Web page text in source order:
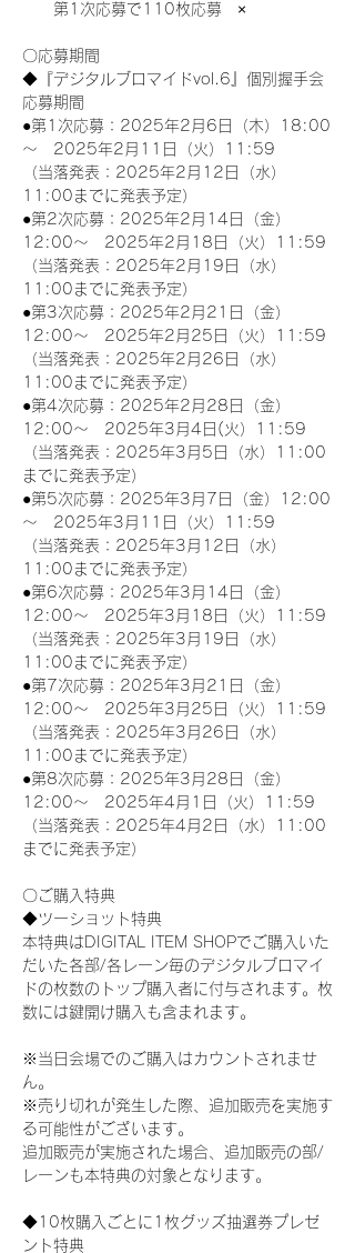
第1次応募で110枚応募　×
〇応募期間
◆『デジタルブロマイドvol.6』個別握手会
応募期間
●第1次応募：2025年2月6日（木）18:00
～　2025年2月11日（火）11:59
（当落発表：2025年2月12日（水）
11:00までに発表予定）
●第2次応募：2025年2月14日（金）
12:00～　2025年2月18日（火）11:59
（当落発表：2025年2月19日（水）
11:00までに発表予定）
●第3次応募：2025年2月21日（金）
12:00～　2025年2月25日（火）11:59
（当落発表：2025年2月26日（水）
11:00までに発表予定）
●第4次応募：2025年2月28日（金）
12:00～　2025年3月4日(火）11:59
（当落発表：2025年3月5日（水）11:00
までに発表予定）
●第5次応募：2025年3月7日（金）12:00
～　2025年3月11日（火）11:59
（当落発表：2025年3月12日（水）
11:00までに発表予定）
●第6次応募：2025年3月14日（金）
12:00～　2025年3月18日（火）11:59
（当落発表：2025年3月19日（水）
11:00までに発表予定）
●第7次応募：2025年3月21日（金）
12:00～　2025年3月25日（火）11:59
（当落発表：2025年3月26日（水）
11:00までに発表予定）
●第8次応募：2025年3月28日（金）
12:00～　2025年4月1日（火）11:59
（当落発表：2025年4月2日（水）11:00
までに発表予定）
〇ご購入特典
◆ツーショット特典
本特典はDIGITAL ITEM SHOPでご購入いた
だいた各部/各レーン毎のデジタルブロマイ
ドの枚数のトップ購入者に付与されます。枚
数には鍵開け購入も含まれます。
※当日会場でのご購入はカウントされませ
ん。
※売り切れが発生した際、追加販売を実施す
る可能性がございます。
追加販売が実施された場合、追加販売の部/
レーンも本特典の対象となります。
◆10枚購入ごとに1枚グッズ抽選券プレゼ
ント特典